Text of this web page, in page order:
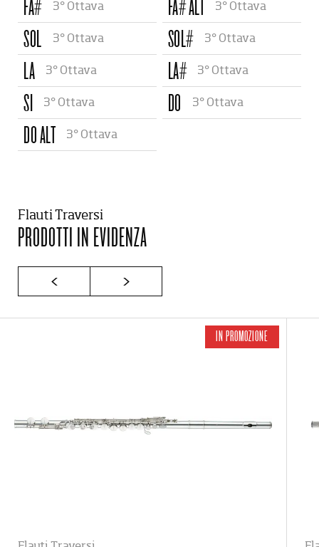
FA# 3° Ottava FA# ALT 3° Ottava
SOL 3° Ottava SOL# 3° Ottava
LA 3° Ottava LA# 3° Ottava
SI 3° Ottava DO 3° Ottava
DO ALT 3° Ottava
Flauti Traversi
PRODOTTI IN EVIDENZA
IN PROMOZIONE